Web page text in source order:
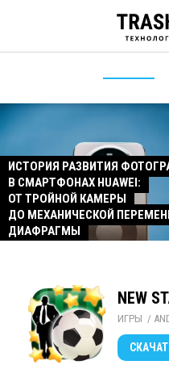
ИСТОРИЯ РАЗВИТИЯ
В СМАРТФОНАХ HUAWEI:
ОТ ТРОЙНОЙ КАМЕРЫ
ДО МЕХАНИЧЕСКОЙ
ДИАФРАГМЫ
NEW
ИГРЫ /